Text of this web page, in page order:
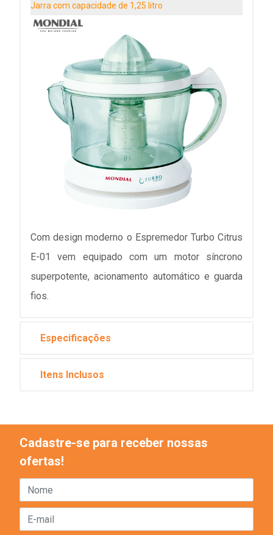
Jarra com capacidade de 1,25 litro
Com design moderno o Espremedor Turbo Citrus
E-01 vem equipado com um motor síncrono
superpotente, acionamento automático e guarda
fios.
Especificações
Itens Inclusos
Cadastre-se para receber nossas
ofertas!